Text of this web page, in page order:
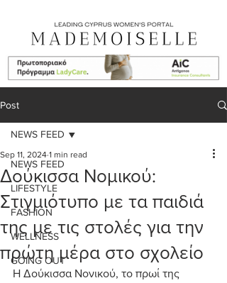
Post
NEWS FEED
LIFESTYLE
FASHION
WELLNESS
GOING OUT
NEWS FEED
Δούκισσα Νομικού:
Στιγμιότυπο με τα παιδιά
της με τις στολές για την
πρώτη μέρα στο σχολείο
Sep 11, 2024 1 min read
Η Δούκισσα Νονικού, το πρωί της